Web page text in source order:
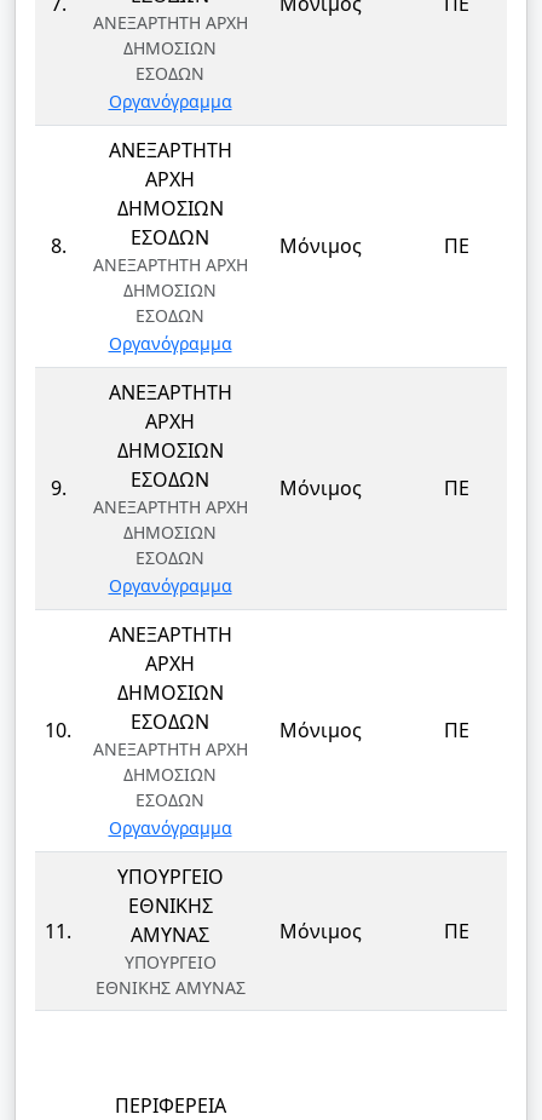
ΑΝΕΞΑΡΤΗΤΗ ΑΡΧΗ
ΔΗΜΟΣΙΩΝ
ΕΣΟΔΩΝ
Οργανόγραμμα
8.
ΑΝΕΞΑΡΤΗΤΗ
ΑΡΧΗ
ΔΗΜΟΣΙΩΝ
ΕΣΟΔΩΝ
ΑΝΕΞΑΡΤΗΤΗ ΑΡΧΗ
ΔΗΜΟΣΙΩΝ
ΕΣΟΔΩΝ
Οργανόγραμμα
Μόνιμος ΠΕ
9.
ΑΝΕΞΑΡΤΗΤΗ
ΑΡΧΗ
ΔΗΜΟΣΙΩΝ
ΕΣΟΔΩΝ
ΑΝΕΞΑΡΤΗΤΗ ΑΡΧΗ
ΔΗΜΟΣΙΩΝ
ΕΣΟΔΩΝ
Οργανόγραμμα
Μόνιμος ΠΕ
10.
ΑΝΕΞΑΡΤΗΤΗ
ΑΡΧΗ
ΔΗΜΟΣΙΩΝ
ΕΣΟΔΩΝ
ΑΝΕΞΑΡΤΗΤΗ ΑΡΧΗ
ΔΗΜΟΣΙΩΝ
ΕΣΟΔΩΝ
Οργανόγραμμα
Μόνιμος ΠΕ
11.
ΥΠΟΥΡΓΕΙΟ
ΕΘΝΙΚΗΣ
ΑΜΥΝΑΣ
ΥΠΟΥΡΓΕΙΟ
ΕΘΝΙΚΗΣ ΑΜΥΝΑΣ
Μόνιμος ΠΕ
ΠΕΡΙΦΕΡΕΙΑ